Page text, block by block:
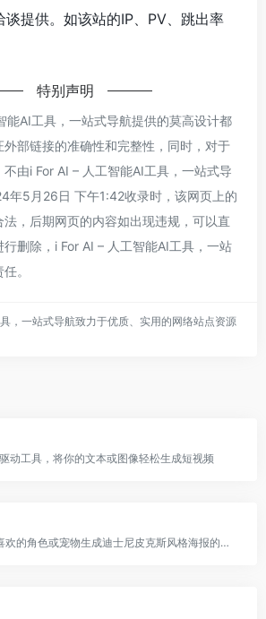
谈提供。如该站的IP、PV、跳出率
特别声明
能AI工具，一站式导航提供的莫高设计都
部链接的准确性和完整性，同时，对于
由i For AI – 人工智能AI工具，一站式导
年5月26日 下午1:42收录时，该网页上的
，后期网页的内容如出现违规，可以直
删除，i For AI – 人工智能AI工具，一站
。
，一站式导航致力于优质、实用的网络站点资源
动工具，将你的文本或图像轻松生成短视频
一个可以为您喜欢的角色或宠物生成迪士尼皮克斯风格海报的网站